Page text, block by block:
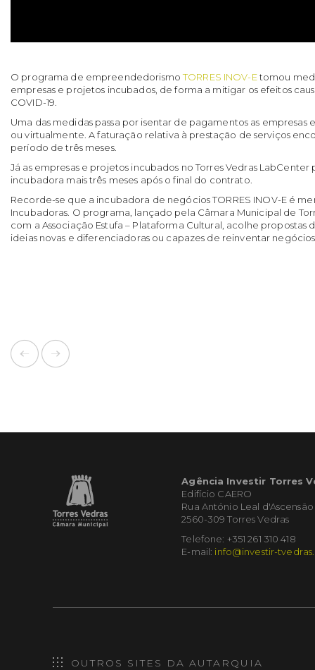
O programa de empreendedorismoTORRES INOV-Etomou
empresas e projetos incubados, de forma a mitigar os efeitos
COVID-19.
Uma das medidas passa por isentar de pagamentos as empresas
ou virtualmente. A faturação relativa à prestação de serviços
período de três meses.
Já as empresas e projetos incubados no Torres Vedras
incubadora mais três meses após o final do contrato.
Recorde-se que a incubadora de negócios TORRES INOV-E é
Incubadoras. O programa, lançado pela Câmara Municipal de
com a Associação Estufa – Plataforma Cultural, acolhe propostas
ideias novas e diferenciadoras ou capazes de reinventar
Agência Investir Torres
Edifício CAERO
Rua António Leal d'Ascensão
2560-309 Torres Vedras
Telefone: +351 261 310 418
E-mail: info@investir-
OUTROS SITES DA AUTARQUIA